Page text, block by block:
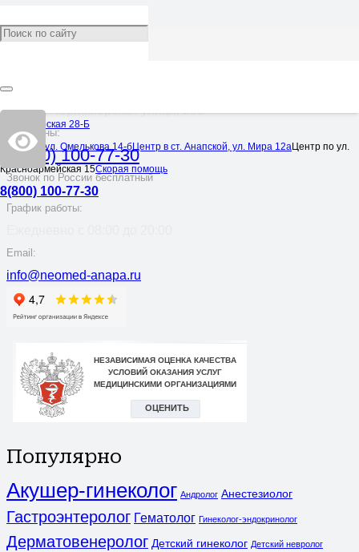
Черноморская 28-Б
Центр по ул. Омелькова 14-бЦентр в ст. Анапской, ул. Мира 12аЦентр по ул.
Красноармейская 15Скорая помощь
8(800) 100-77-30
Адрес:
Анапа, Черноморская улица, 28Б
Телефоны:
8(800) 100-77-30
Звонок по России бесплатный
График работы:
Email:
info@neomed-anapa.ru
Популярно
Акушер-гинеколог Андролог Анестезиолог
Гастроэнтеролог Гематолог Гинеколог-эндокринолог
Дерматовенеролог Детский гинеколог Детский невролог